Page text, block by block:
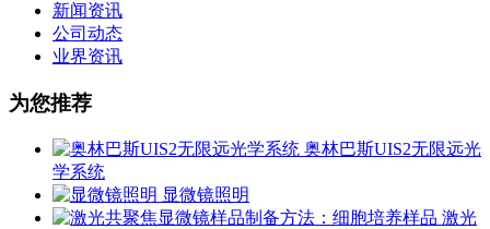
新闻资讯
公司动态
业界资讯
为您推荐
奥林巴斯UIS2无限远光
学系统
显微镜照明
激光